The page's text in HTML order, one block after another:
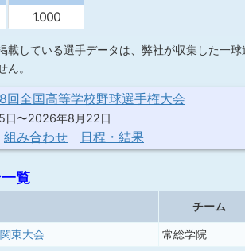
1.000
載している選手データは、弊社が収集した一
ん。
回全国高等学校野球選手権大会
日〜2026年8月22日
組み合わせ 日程・結果
覧
チーム
東大会 常総学院